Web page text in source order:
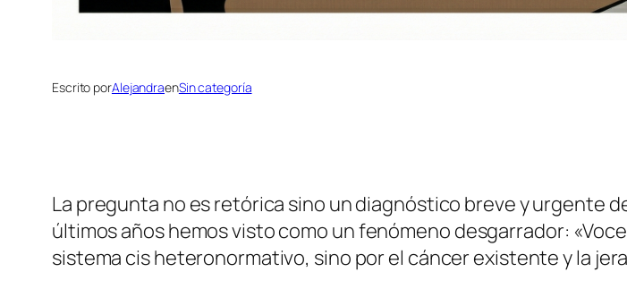
Escrito porAlejandraenSin categoría
La pregunta no es retórica sino un diagnóstico breve y urgente
últimos años hemos visto como un fenómeno desgarrador:
sistema cis heteronormativo, sino por el cáncer existente y la